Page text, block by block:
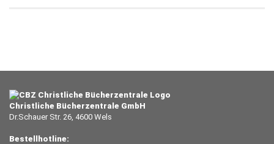
Christliche Bücherzentrale GmbH
Dr.Schauer Str. 26, 4600 Wels
Bestellhotline: